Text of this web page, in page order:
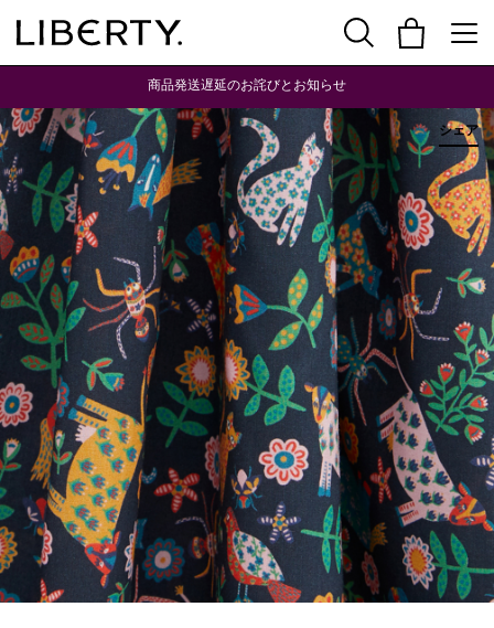
商品発送遅延のお詫びとお知らせ
シェア